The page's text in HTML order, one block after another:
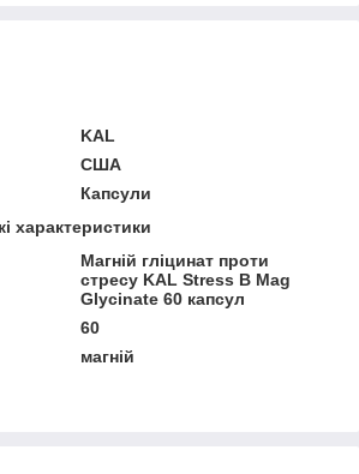
KAL
США
Капсули
характеристики
Магній гліцинат проти
стресу KAL Stress B Mag
Glycinate 60 капсул
60
магній